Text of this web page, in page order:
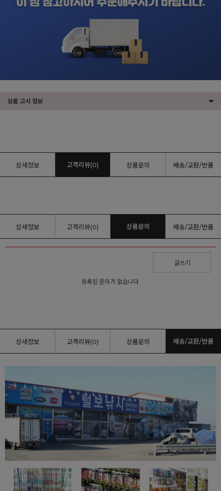
상품 고시 정보
상세정보 고객리뷰(0) 상품문의 배송/교환/반품
상세정보 고객리뷰(0) 상품문의 배송/교환/반품
글쓰기
등록된 문의가 없습니다.
상세정보 고객리뷰(0) 상품문의 배송/교환/반품